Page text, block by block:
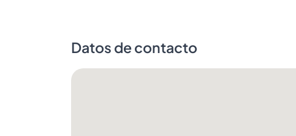
Datos de contacto